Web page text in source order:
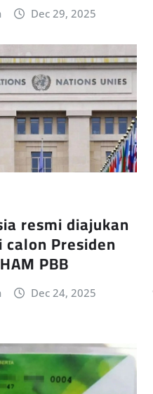
Dec 29, 2025
resmi diajukan
calon Presiden
PBB
Dec 24, 2025